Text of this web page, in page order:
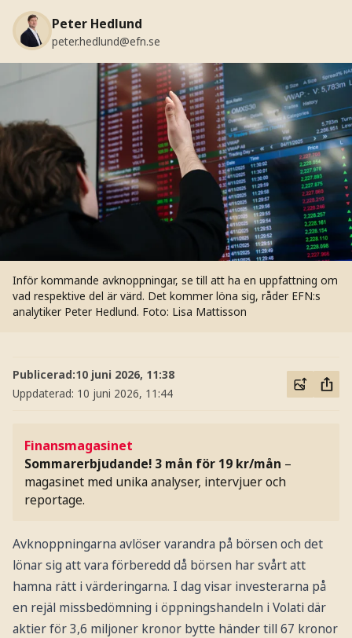
Peter Hedlund
peter.hedlund@efn.se
Inför kommande avknoppningar, se till att ha en uppfattning om
vad respektive del är värd. Det kommer löna sig, råder EFN:s
analytiker Peter Hedlund. Foto: Lisa Mattisson
Publicerad:10 juni 2026, 11:38
Uppdaterad: 10 juni 2026, 11:44
Finansmagasinet
Sommarerbjudande! 3 mån för 19 kr/mån –
magasinet med unika analyser, intervjuer och
reportage.
Avknoppningarna avlöser varandra på börsen och det
lönar sig att vara förberedd då börsen har svårt att
hamna rätt i värderingarna. I dag visar investerarna på
en rejäl missbedömning i öppningshandeln i Volati där
aktier för 3,6 miljoner kronor bytte händer till 67 kronor